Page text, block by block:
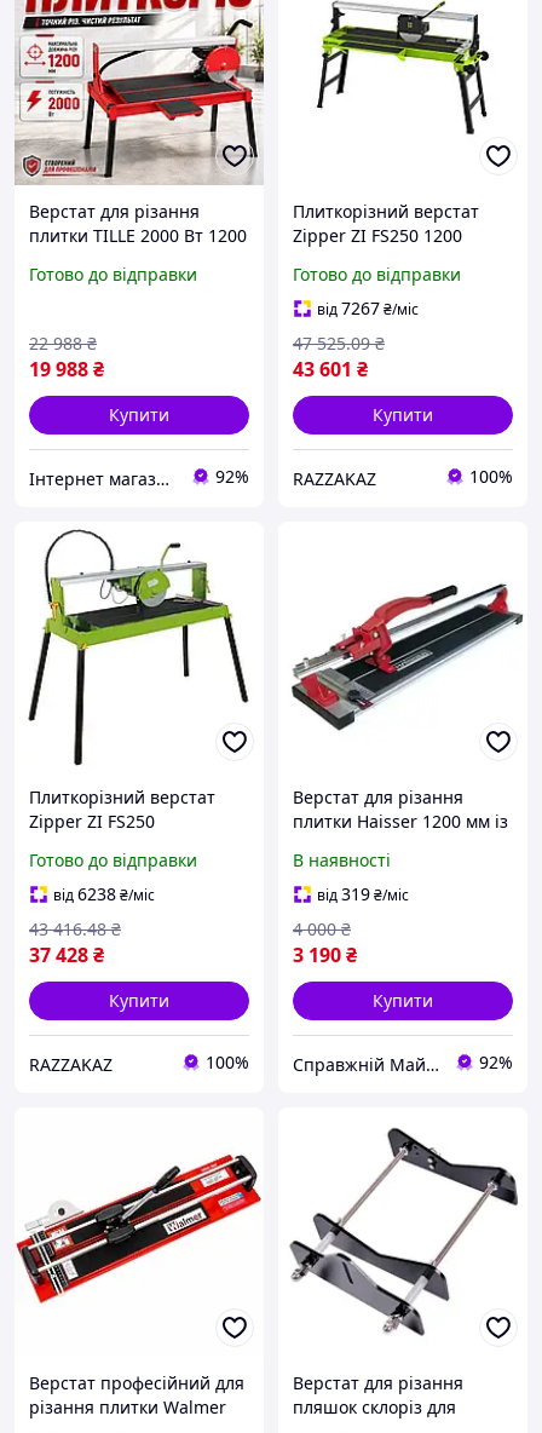
Верстат для різання
плитки TILLE 2000 Вт 1200
для обробки мармуру
кутом нахилу
Готово до відправки
19 988₴
22 988 ₴
Купити
Інтернет магазин ➤ Титан 92%
Плиткорізний верстат
Zipper ZI FS250 1200
професійний для різання
плитки мокре сухе
Готово до відправки
від7267₴/міс
43 601 ₴
47 525.09 ₴
Купити
RAZZAKAZ 100%
Плиткорізний верстат
Zipper ZI FS250
різання плитки нахил до
45 градусів
Готово до відправки
від6238₴/міс
37 428₴
43 416.48 ₴
Купити
RAZZAKAZ 100%
Верстат для різання
плитки Haisser 1200 мм із
системою та лінійкою
товщина різу до 12 мм
В наявності
від319₴/міс
3 190₴
4 000 ₴
Купити
Справжній Майстер 92%
Верстат професійний для
різання плитки Walmer
Верстат для різання
пляшок склоріз для